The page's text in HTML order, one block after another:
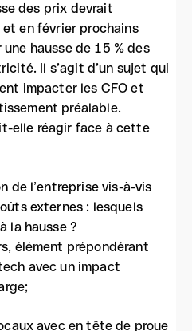
des prix devrait
en février prochains
hausse de 15 % des
Il s’agit d’un sujet qui
impacter les CFO et
préalable.
elle réagir face à cette
de l’entreprise vis-à-vis
externes : lesquels
la hausse ?
élément prépondérant
avec un impact
avec en tête de proue